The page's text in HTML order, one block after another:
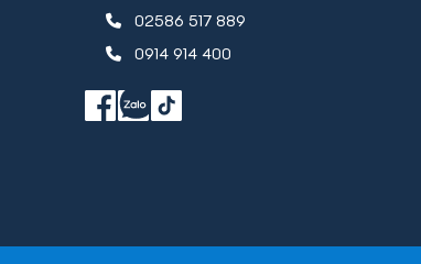
02586 517 889
0914 914 400